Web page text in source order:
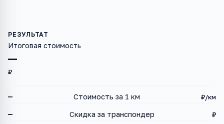
—
Итоговая стоимость
₽
— Стоимость за 1 км ₽/км
— Скидка за транспондер ₽